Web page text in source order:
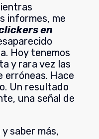
informes, me
en
Hoy tenemos
y rara vez las
erróneas. Hace
Un resultado
una señal de
saber más,